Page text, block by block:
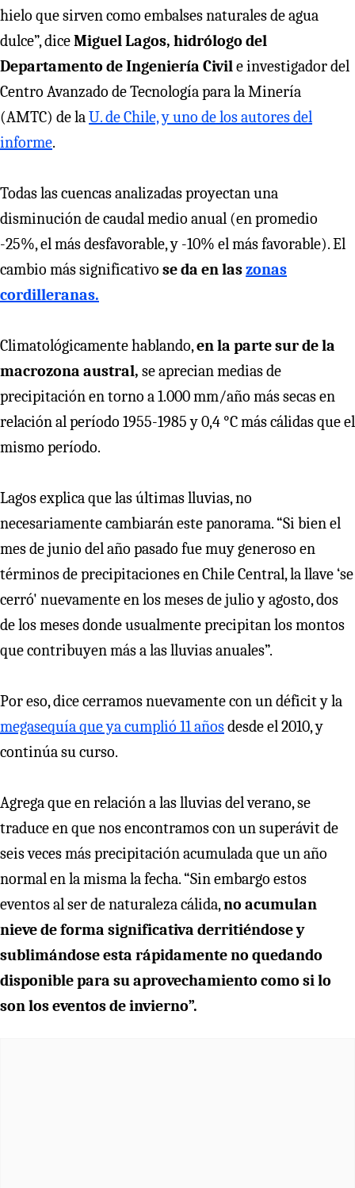
hielo que sirven como embalses naturales de agua
dulce”, diceMiguel Lagos, hidrólogo del
Departamento de Ingeniería Civile investigador del
Centro Avanzado de Tecnología para la Minería
(AMTC) de laU. de Chile, y uno de los autores del
informe.
Todas las cuencas analizadas proyectan una
disminución de caudal medio anual (en promedio
-25%, el más desfavorable, y -10% el más favorable). El
cambio más significativo se da en laszonas
cordilleranas.
Climatológicamente hablando,en la parte sur de la
macrozona austral, se aprecian medias de
precipitación en torno a 1.000 mm/año más secas en
relación al período 1955-1985 y 0,4 °C más cálidas que el
mismo período.
Lagos explica que las últimas lluvias, no
necesariamente cambiarán este panorama. “Si bien el
mes de junio del año pasado fue muy generoso en
términos de precipitaciones en Chile Central, la llave ‘se
cerró' nuevamente en los meses de julio y agosto, dos
de los meses donde usualmente precipitan los montos
que contribuyen más a las lluvias anuales”.
Por eso, dice cerramos nuevamente con un déficit y la
megasequía que ya cumplió 11 añosdesde el 2010, y
continúa su curso.
Agrega que en relación a las lluvias del verano, se
traduce en que nos encontramos con un superávit de
seis veces más precipitación acumulada que un año
normal en la misma la fecha. “Sin embargo estos
eventos al ser de naturaleza cálida,no acumulan
nieve de forma significativa derritiéndose y
sublimándose esta rápidamente no quedando
disponible para su aprovechamiento como si lo
son los eventos de invierno”.